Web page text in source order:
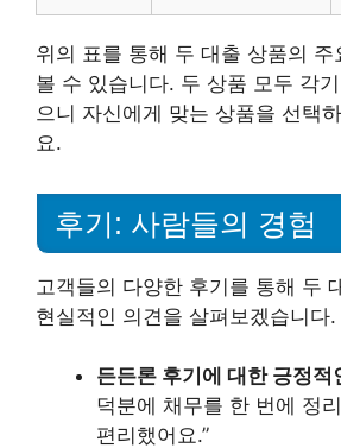
위의 표를 통해 두 대출 상품의 주
볼 수 있습니다. 두 상품 모두 각
으니 자신에게 맞는 상품을 선택
요.
후기: 사람들의 경험
고객들의 다양한 후기를 통해 두
현실적인 의견을 살펴보겠습니다.
든든론 후기에 대한 긍정적
덕분에 채무를 한 번에 정
편리했어요.”